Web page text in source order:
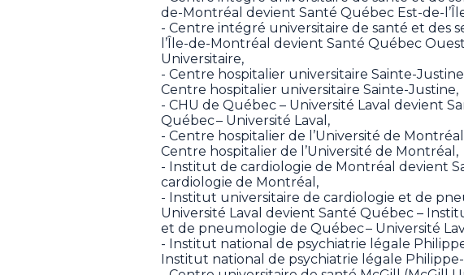
de-Montréal devient Santé Québec Est-de-
- Centre intégré universitaire de santé et des
l’Île-de-Montréal devient Santé Québec
Universitaire,
- Centre hospitalier universitaire Sainte-
Centre hospitalier universitaire Sainte-Justine,
- CHU de Québec – Université Laval devient
Québec – Université Laval,
- Centre hospitalier de l’Université de
Centre hospitalier de l’Université de Montréal,
- Institut de cardiologie de Montréal devient
cardiologie de Montréal,
- Institut universitaire de cardiologie et de
Université Laval devient Santé Québec –
et de pneumologie de Québec – Université
- Institut national de psychiatrie légale
Institut national de psychiatrie légale